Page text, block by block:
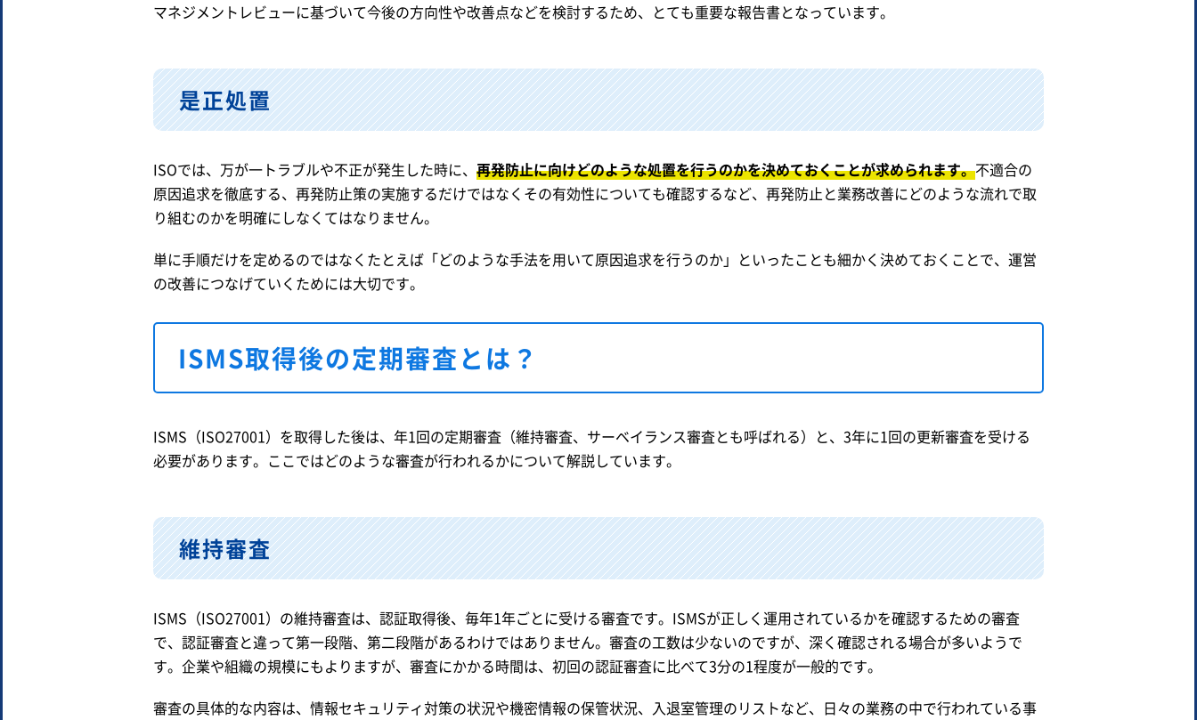
マネジメントレビューに基づいて今後の方向性や改善点などを検討するため、とても重要な報告書となっています。
是正処置
ISOでは、万が一トラブルや不正が発生した時に、 再発防止に向けどのような処置を行うのかを決めておくことが求められます。不適合の
原因追求を徹底する、再発防止策の実施するだけではなくその有効性についても確認するなど、再発防止と業務改善にどのような流れで取
り組むのかを明確にしなくてはなりません。
単に手順だけを定めるのではなくたとえば「どのような手法を用いて原因追求を行うのか」といったことも細かく決めておくことで、運営
の改善につなげていくためには大切です。
ISMS取得後の定期審査とは？
ISMS（ISO27001）を取得した後は、年1回の定期審査（維持審査、サーベイランス審査とも呼ばれる）と、3年に1回の更新審査を受ける
必要があります。ここではどのような審査が行われるかについて解説しています。
維持審査
ISMS（ISO27001）の維持審査は、認証取得後、毎年1年ごとに受ける審査です。ISMSが正しく運用されているかを確認するための審査
で、認証審査と違って第一段階、第二段階があるわけではありません。審査の工数は少ないのですが、深く確認される場合が多いようで
す。企業や組織の規模にもよりますが、審査にかかる時間は、初回の認証審査に比べて3分の1程度が一般的です。
審査の具体的な内容は、情報セキュリティ対策の状況や機密情報の保管状況、入退室管理のリストなど、日々の業務の中で行われている事